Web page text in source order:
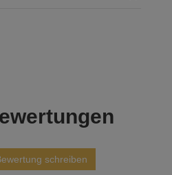
schreiben